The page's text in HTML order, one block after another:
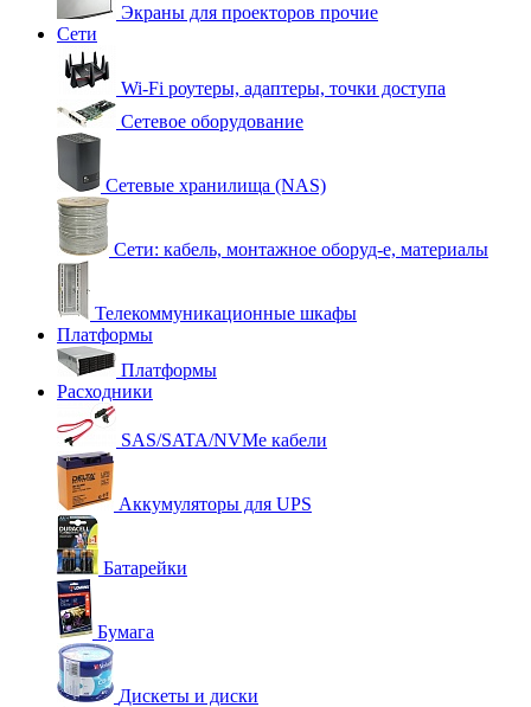
Экраны для проекторов прочие
Сети
Wi-Fi роутеры, адаптеры, точки доступа
Сетевое оборудование
Сетевые хранилища (NAS)
Сети: кабель, монтажное оборуд-е, материалы
Телекоммуникационные шкафы
Платформы
Платформы
Расходники
SAS/SATA/NVMe кабели
Аккумуляторы для UPS
Батарейки
Бумага
Дискеты и диски